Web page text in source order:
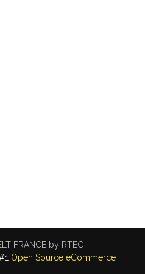
FRANCE by RTEC
Open Source eCommerce